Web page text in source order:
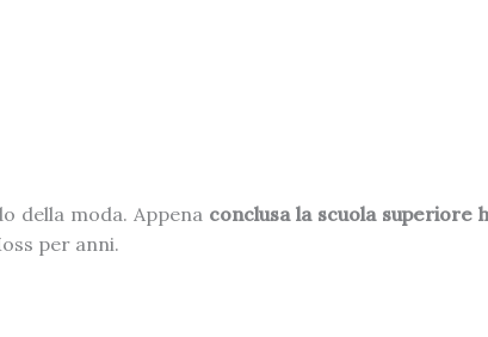
della moda. Appena conclusa la scuola superiore
per anni.